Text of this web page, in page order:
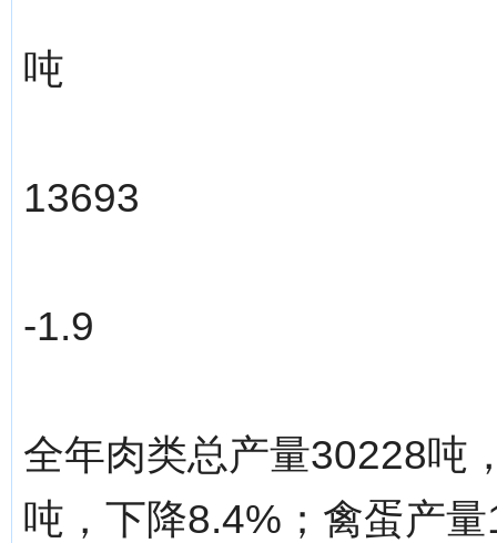
吨
13693
-1.9
全年肉类总产量30228吨
吨，下降8.4%；禽蛋产